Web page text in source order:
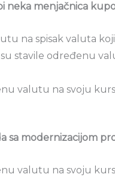
neka menjačnica
na spisak valuta
stavile određenu
valutu na svoju
sa modernizacijom
valutu na svoju